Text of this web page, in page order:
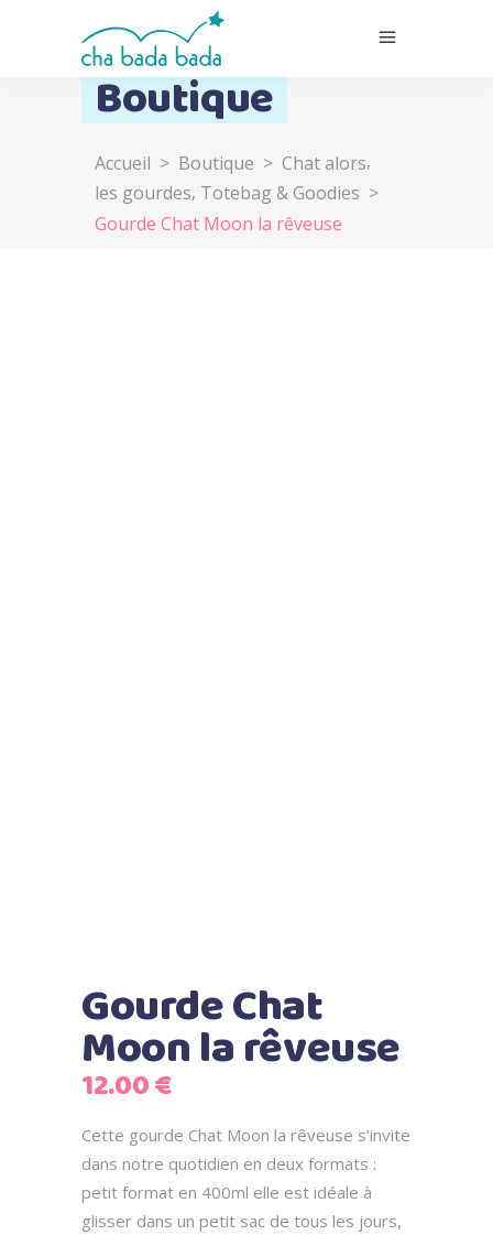
Boutique
Accueil > Boutique > Chat alors,
les gourdes, Totebag & Goodies >
Gourde Chat Moon la rêveuse
Gourde Chat
Moon la rêveuse
12.00€
Cette gourde Chat Moon la rêveuse s’invite
dans notre quotidien en deux formats :
petit format en 400ml elle est idéale à
glisser dans un petit sac de tous les jours,